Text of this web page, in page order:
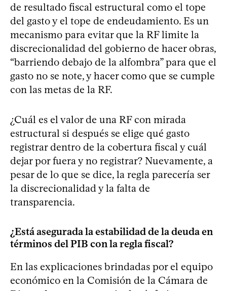
de resultado fiscal estructural como el tope
del gasto y el tope de endeudamiento. Es un
mecanismo para evitar que la RF limite la
discrecionalidad del gobierno de hacer obras,
“barriendo debajo de la alfombra” para que el
gasto no se note, y hacer como que se cumple
con las metas de la RF.
¿Cuál es el valor de una RF con mirada
estructural si después se elige qué gasto
registrar dentro de la cobertura fiscal y cuál
dejar por fuera y no registrar? Nuevamente, a
pesar de lo que se dice, la regla parecería ser
la discrecionalidad y la falta de
transparencia.
¿Está asegurada la estabilidad de la deuda en
términos del PIB con la regla fiscal?
En las explicaciones brindadas por el equipo
económico en la Comisión de la Cámara de